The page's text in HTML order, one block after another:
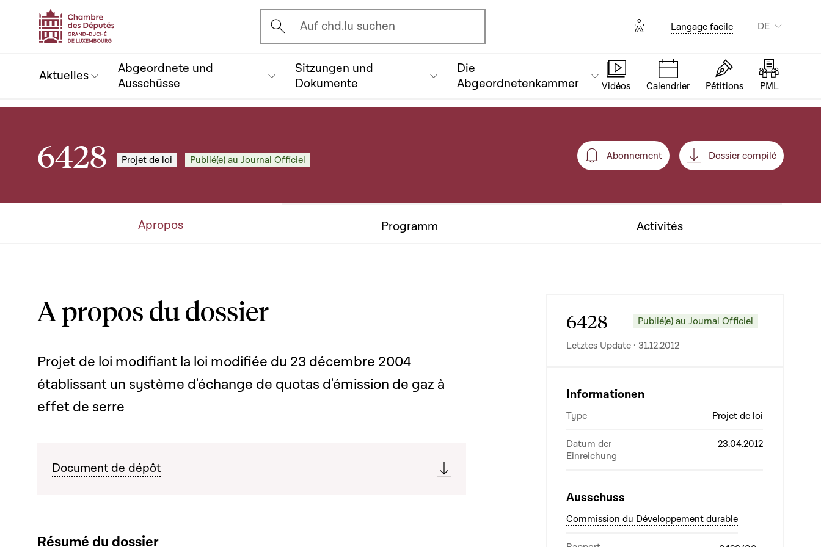
Ouvrir l'écran de recherche
Auf chd.lu suchen Options d'accessibilité
Langage facile DE
Aktuelles
Abgeordnete und
Ausschüsse
Sitzungen und
Dokumente
Die
Abgeordnetenkammer
Vidéos Calendrier Pétitions PML
6428 Projet de loi Publié(e) au Journal Officiel Abonnement
Abonnement Dossier compilé
Apropos Programm Activités
A propos du dossier
Projet de loi modifiant la loi modifiée du 23 décembre 2004
établissant un système d'échange de quotas d'émission de gaz à
effet de serre
Document de dépôt
Résumé du dossier
6428 Publié(e) au Journal Officiel
Letztes Update · 31.12.2012
Informationen
Type Projet de loi
Datum der
Einreichung
23.04.2012
Ausschuss
Commission du Développement durable